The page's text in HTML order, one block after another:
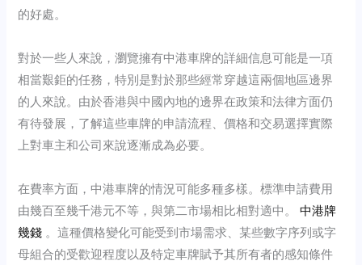
的好處。
對於一些人來說，瀏覽擁有中港車牌的詳細信息可能是一項
相當艱鉅的任務，特別是對於那些經常穿越這兩個地區邊界
的人來說。由於香港與中國內地的邊界在政策和法律方面仍
有待發展，了解這些車牌的申請流程、價格和交易選擇實際
上對車主和公司來說逐漸成為必要。
在費率方面，中港車牌的情況可能多種多樣。標準申請費用
由幾百至幾千港元不等，與第二市場相比相對適中。中港牌
幾錢 。這種價格變化可能受到市場需求、某些數字序列或字
母組合的受歡迎程度以及特定車牌賦予其所有者的感知條件